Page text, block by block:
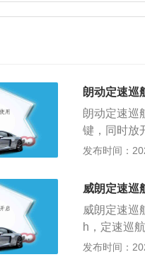
朗动定速巡
朗动定速巡
键，同时放
者-键，进
地保持车速
上长时间
司机的疲劳
料。当汽车
电脑控制，
发布时间：
威朗定速巡
威朗定速巡
h，定速巡
航系统。2
发布时间：